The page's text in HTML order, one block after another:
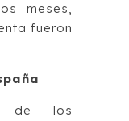
meses,
fueron
de los